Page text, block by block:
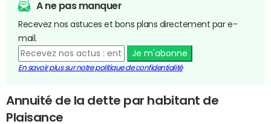
A ne pas manquer
Recevez nos astuces et bons plans directement par e-
mail.
Je m'abonne
En savoir plus sur notre politique de confidentialité
Annuité de la dette par habitant de
Plaisance